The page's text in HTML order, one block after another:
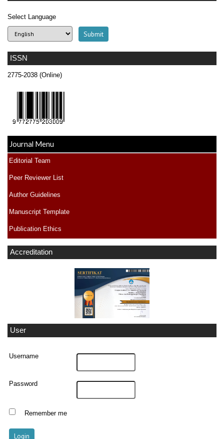
ISSN
2775-2038 (Online)
Journal Menu
Editorial Team
Peer Reviewer List
Author Guidelines
Manuscript Template
Publication Ethics
Accreditation
User
Username
Password
Remember me
Select Language